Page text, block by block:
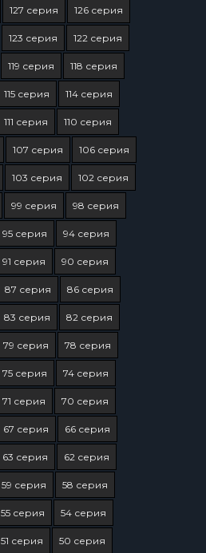
127 серия 126 серия
123 серия 122 серия
119 серия 118 серия
115 серия 114 серия
111 серия 110 серия
107 серия 106 серия
103 серия 102 серия
99 серия 98 серия
95 серия 94 серия
91 серия 90 серия
87 серия 86 серия
83 серия 82 серия
79 серия 78 серия
75 серия 74 серия
71 серия 70 серия
67 серия 66 серия
63 серия 62 серия
59 серия 58 серия
55 серия 54 серия
51 серия 50 серия